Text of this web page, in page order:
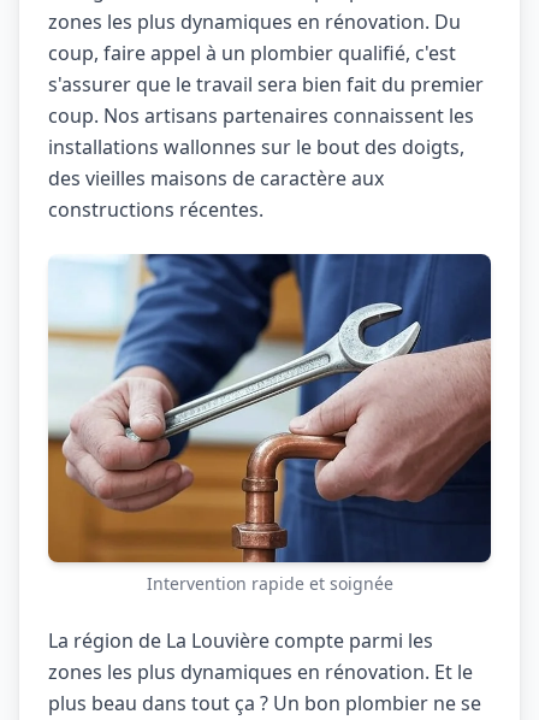
zones les plus dynamiques en rénovation. Du
coup, faire appel à un plombier qualifié, c'est
s'assurer que le travail sera bien fait du premier
coup. Nos artisans partenaires connaissent les
installations wallonnes sur le bout des doigts,
des vieilles maisons de caractère aux
constructions récentes.
Intervention rapide et soignée
La région de La Louvière compte parmi les
zones les plus dynamiques en rénovation. Et le
plus beau dans tout ça ? Un bon plombier ne se